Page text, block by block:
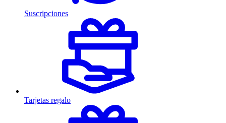
Suscripciones
Tarjetas regalo